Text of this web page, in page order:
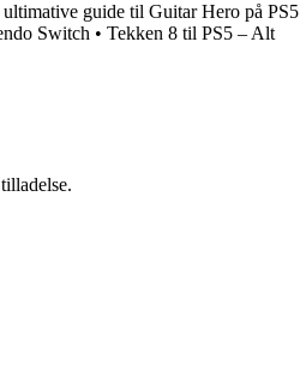
guide til Guitar Hero på PS5
Switch • Tekken 8 til PS5 – Alt